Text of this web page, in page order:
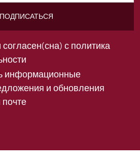
ПОДПИСАТЬСЯ
с политика
информационные
и обновления